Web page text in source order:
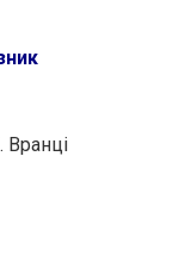
Вранці